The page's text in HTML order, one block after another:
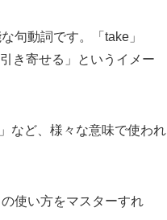
句動詞です。「take」
き寄せる」というイメー
など、様々な意味で使われ
使い方をマスターすれ